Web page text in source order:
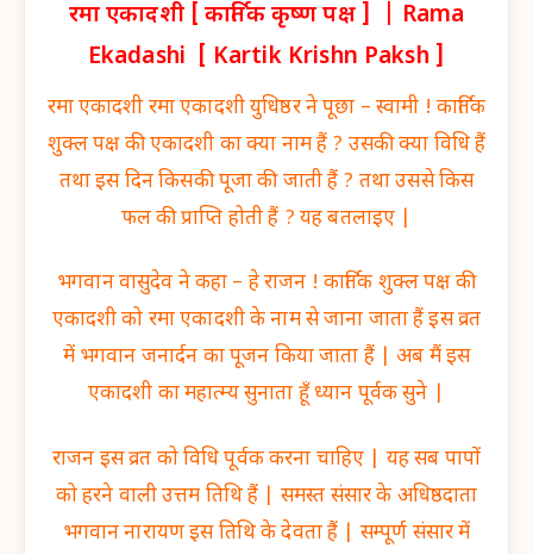
रमा एकादशी [ कार्तिक कृष्ण पक्ष ] | Rama
Ekadashi [ Kartik Krishn Paksh ]
रमा एकादशी रमा एकादशी युधिष्ठर ने पूछा – स्वामी ! कार्तिक
शुक्ल पक्ष की एकादशी का क्या नाम हैं ? उसकी क्या विधि हैं
तथा इस दिन किसकी पूजा की जाती हैं ? तथा उससे किस
फल की प्राप्ति होती हैं ? यह बतलाइए |
भगवान वासुदेव ने कहा – हे राजन ! कार्तिक शुक्ल पक्ष की
एकादशी को रमा एकादशी के नाम से जाना जाता हैं इस व्रत
में भगवान जनार्दन का पूजन किया जाता हैं | अब मैं इस
एकादशी का महात्म्य सुनाता हूँ ध्यान पूर्वक सुने |
राजन इस व्रत को विधि पूर्वक करना चाहिए | यह सब पापों
को हरने वाली उत्तम तिथि हैं | समस्त संसार के अधिष्ठदाता
भगवान नारायण इस तिथि के देवता हैं | सम्पूर्ण संसार में